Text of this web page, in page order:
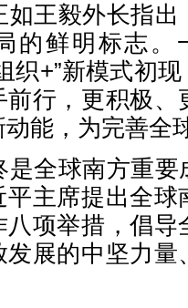
如王毅外长指
的鲜明标志。
织+”新模式初
前行，更积极
能，为完善全
是全球南方重
平主席提出全
八项举措，倡
发展的中坚力